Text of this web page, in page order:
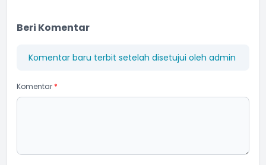
Beri Komentar
Komentar baru terbit setelah disetujui oleh admin
Komentar *